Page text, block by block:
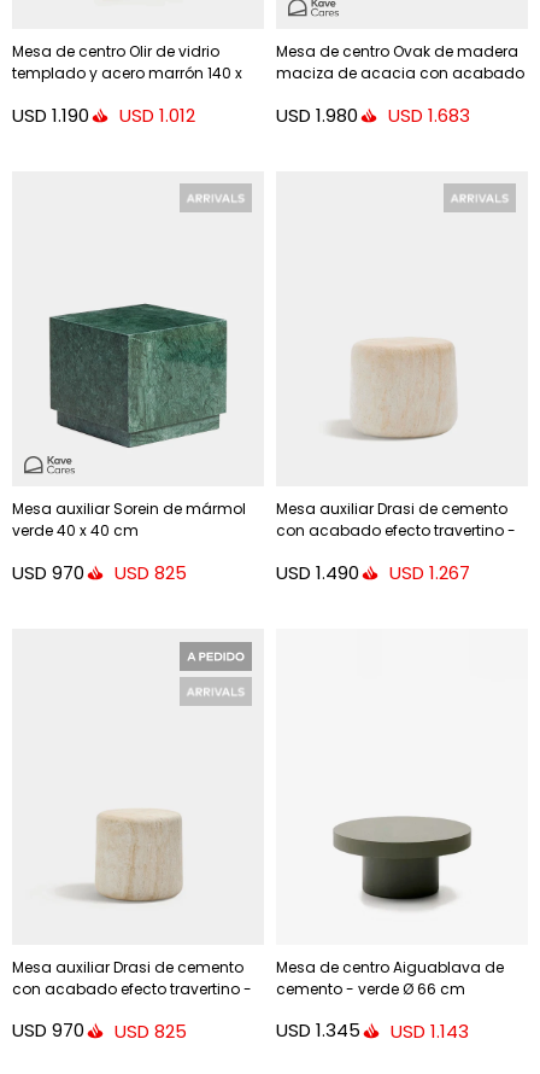
Mesa de centro Olir de vidrio
templado y acero marrón 140 x
USD 1.190 USD 1.012
Mesa de centro Ovak de madera
maciza de acacia con acabado
USD 1.980 USD 1.683
Mesa auxiliar Sorein de mármol
verde 40 x 40 cm
USD 970 USD 825
Mesa auxiliar Drasi de cemento
con acabado efecto travertino -
USD 1.490 USD 1.267
Mesa auxiliar Drasi de cemento
con acabado efecto travertino -
USD 970 USD 825
Mesa de centro Aiguablava de
cemento - verde Ø 66 cm
USD 1.345 USD 1.143